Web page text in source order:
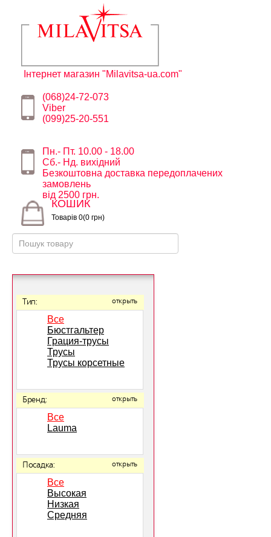
Інтернет магазин "Milavitsa-ua.com"
(068)24-72-073
Viber
(099)25-20-551
Пн.- Пт. 10.00 - 18.00
Сб.- Нд. вихідний
Безкоштовна доставка передоплачених
замовлень
від 2500 грн.
КОШИК
Товарів 0(0 грн)
Тип: открыть
Все
Бюстгальтер
Грация-трусы
Трусы
Трусы корсетные
Бренд: открыть
Все
Lauma
Посадка: открыть
Все
Высокая
Низкая
Средняя